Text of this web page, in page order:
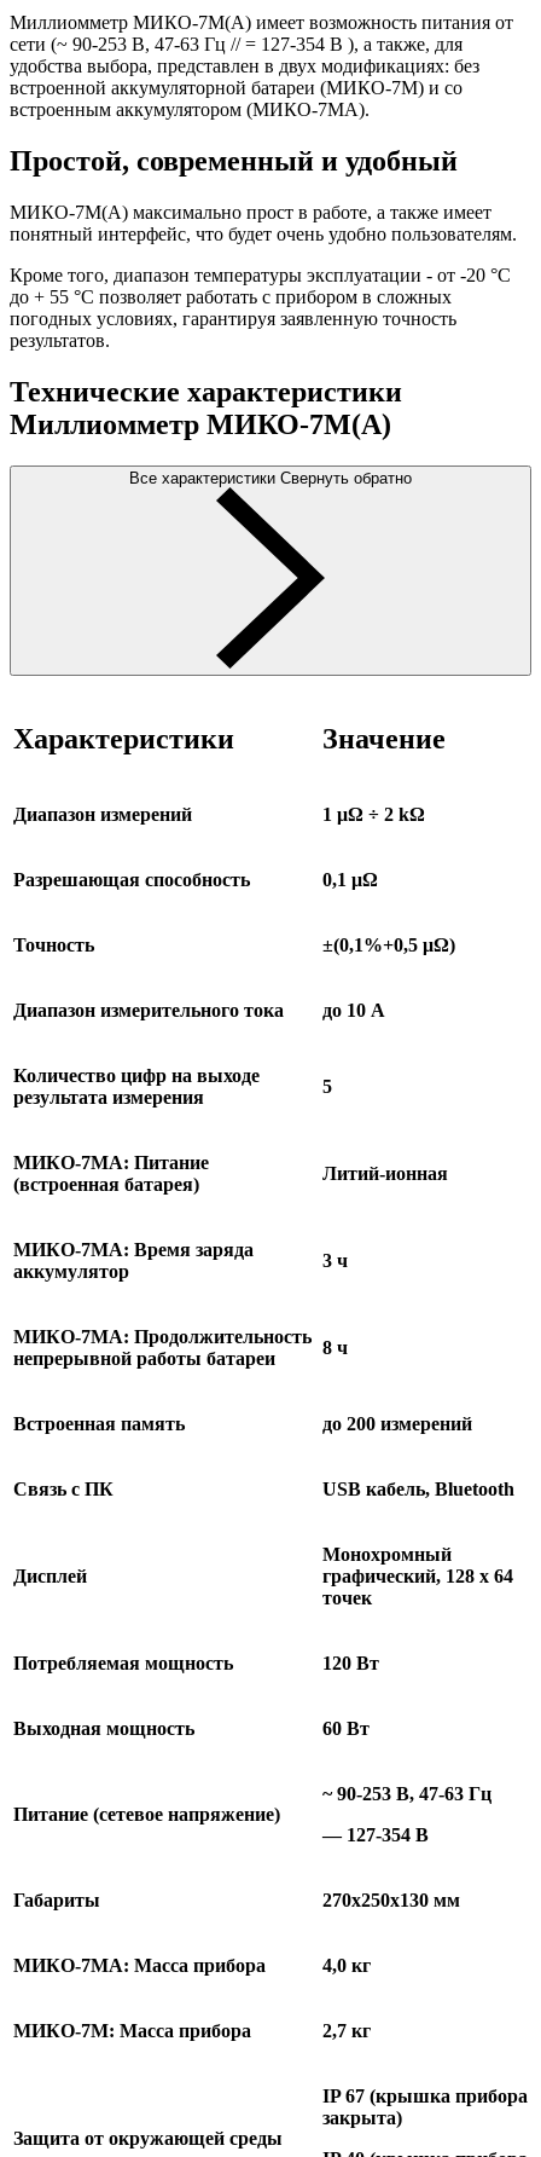
Миллиомметр МИКО-7М(А) имеет возможность питания от
сети (~ 90-253 В, 47-63 Гц // = 127-354 В ), а также, для
удобства выбора, представлен в двух модификациях: без
встроенной аккумуляторной батареи (МИКО-7М) и со
встроенным аккумулятором (МИКО-7МА).
Простой, современный и удобный
МИКО-7М(А) максимально прост в работе, а также имеет
понятный интерфейс, что будет очень удобно пользователям.
Кроме того, диапазон температуры эксплуатации - от -20 °С
до + 55 °С позволяет работать с прибором в сложных
погодных условиях, гарантируя заявленную точность
результатов.
Технические характеристики
Миллиомметр МИКО-7М(А)
Все характеристики Свернуть обратно
Характеристики Значение
Диапазон измерений 1 μΩ ÷ 2 kΩ
Разрешающая способность 0,1 μΩ
Точность ±(0,1%+0,5 μΩ)
Диапазон измерительного тока до 10 A
Количество цифр на выходе
результата измерения
5
МИКО-7МА: Питание
(встроенная батарея)
Литий-ионная
МИКО-7МА: Время заряда
аккумулятор
3 ч
МИКО-7МА: Продолжительность
непрерывной работы батареи
8 ч
Встроенная память до 200 измерений
Связь с ПК USB кабель, Bluetooth
Дисплей
Монохромный
графический, 128 x 64
точек
Потребляемая мощность 120 Вт
Выходная мощность 60 Вт
Питание (сетевое напряжение)
~ 90-253 В, 47-63 Гц
— 127-354 В
Габариты 270x250x130 мм
МИКО-7МА: Масса прибора 4,0 кг
МИКО-7М: Масса прибора 2,7 кг
Защита от окружающей среды
IP 67 (крышка прибора
закрыта)